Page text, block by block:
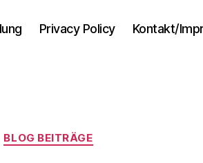
Privacy Policy Kontakt/
Kategorien
BLOG BEITRÄGE